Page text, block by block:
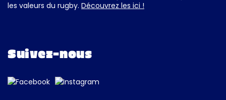
les valeurs du rugby. Découvrez les ici !
Suivez-nous